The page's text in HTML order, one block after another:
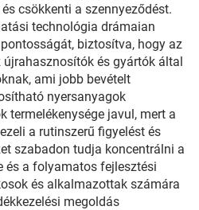
csökkenti a szennyeződést.
technológia drámaian
biztosítva, hogy az
és gyártók által
ami jobb bevételt
nyersanyagok
termelékenysége javul, mert a
a rutinszerű figyelést és
szabadon tudja koncentrálni a
és a folyamatos fejlesztési
és alkalmazottak számára
megoldás